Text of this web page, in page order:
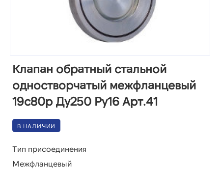
Клапан обратный стальной
одностворчатый межфланцевый
19с80р Ду250 Ру16 Арт.41
В НАЛИЧИИ
Тип присоединения
Межфланцевый